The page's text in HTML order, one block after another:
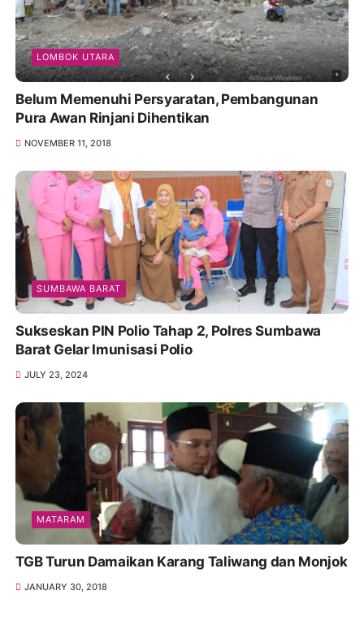
LOMBOK UTARA
Belum Memenuhi Persyaratan, Pembangunan
Pura Awan Rinjani Dihentikan
NOVEMBER 11, 2018
SUMBAWA BARAT
Sukseskan PIN Polio Tahap 2, Polres Sumbawa
Barat Gelar Imunisasi Polio
JULY 23, 2024
MATARAM
TGB Turun Damaikan Karang Taliwang dan Monjok
JANUARY 30, 2018